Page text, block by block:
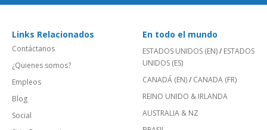
Links Relacionados
Contáctanos
¿Quienes somos?
Empleos
Blog
Social
En todo el mundo
ESTADOS UNIDOS (EN)/ ESTADOS
UNIDOS (ES)
CANADÁ (EN)/ CANADA (FR)
REINO UNIDO & IRLANDA
AUSTRALIA & NZ